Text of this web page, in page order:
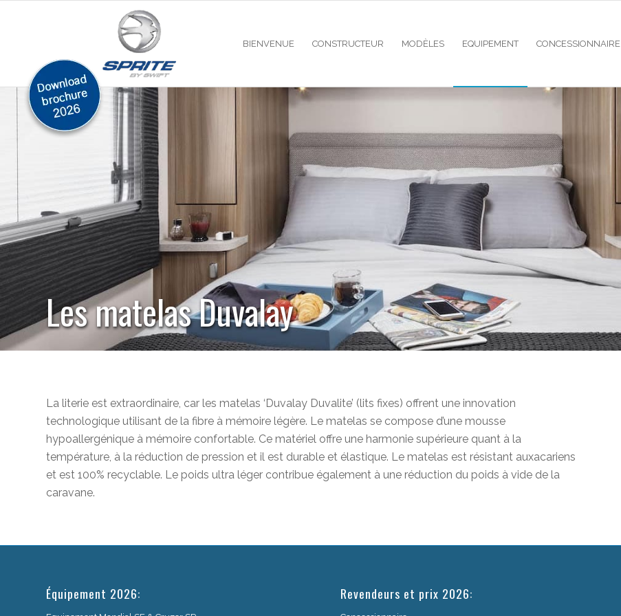
BIENVENUE CONSTRUCTEUR MODÈLES EQUIPEMENT CONCESSIONNAIRE
Les matelas Duvalay
La literie est extraordinaire, car les matelas ‘Duvalay Duvalite’ (lits fixes) offrent une innovation
technologique utilisant de la fibre à mémoire légère. Le matelas se compose d’une mousse
hypoallergénique à mémoire confortable. Ce matériel offre une harmonie supérieure quant à la
température, à la réduction de pression et il est durable et élastique. Le matelas est résistant auxacariens
et est 100% recyclable. Le poids ultra léger contribue également à une réduction du poids à vide de la
caravane.
Équipement 2026: Revendeurs et prix 2026: